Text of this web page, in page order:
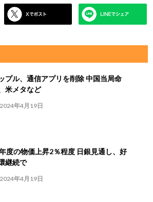
プル、通信アプリを削除 中国当局命
米メタなど
2024年4月19日
度の物価上昇2％程度 日銀見通し、好
継続で
2024年4月19日